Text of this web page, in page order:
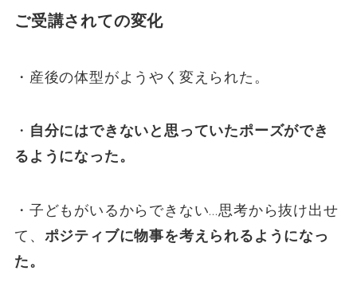
ご受講されての変化
・産後の体型がようやく変えられた。
・ 自分にはできないと思っていたポーズができ
るようになった。
・子どもがいるからできない…思考から抜け出せ
て、 ポジティブに物事を考えられるようになっ
た。